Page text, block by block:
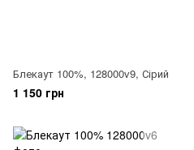
Блекаут 100%, 128000v9, Сірий
1 150 грн